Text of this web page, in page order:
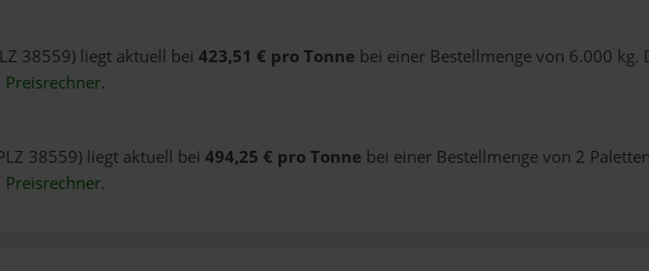
38559) liegt aktuell bei 423,51 € pro Tonne bei einer Bestellmenge von 6.000 kg.
Preisrechner.
38559) liegt aktuell bei 494,25 € pro Tonne bei einer Bestellmenge von 2
Preisrechner.